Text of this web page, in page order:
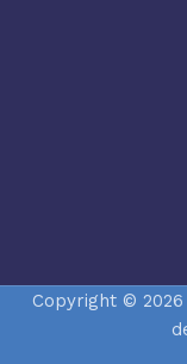
Copyright ©